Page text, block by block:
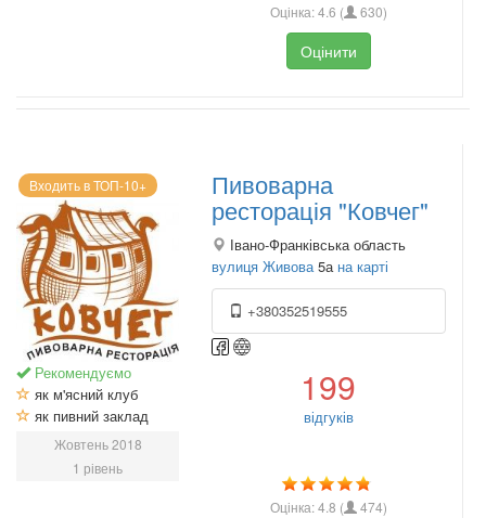
Оцінка:4.6 ( 630)
Оцінити
Входить в ТОП-10+
Рекомендуємо
як м'ясний клуб
як пивний заклад
Жовтень 2018
1 рівень
Пивоварна
ресторація "Ковчег"
Івано-Франківська область
вулиця Живова5а на карті
+380352519555
199
відгуків
Оцінка:4.8 ( 474)